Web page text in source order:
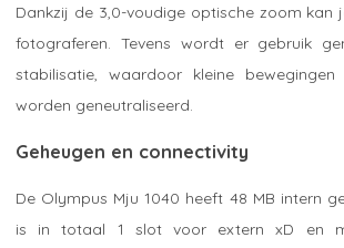
Dankzij de 3,0-voudige optische zoom kan
fotograferen. Tevens wordt er gebruik
stabilisatie, waardoor kleine
worden geneutraliseerd.
Geheugen en connectivity
De Olympus Mju 1040 heeft 48 MB intern
is in totaal 1 slot voor extern xD en